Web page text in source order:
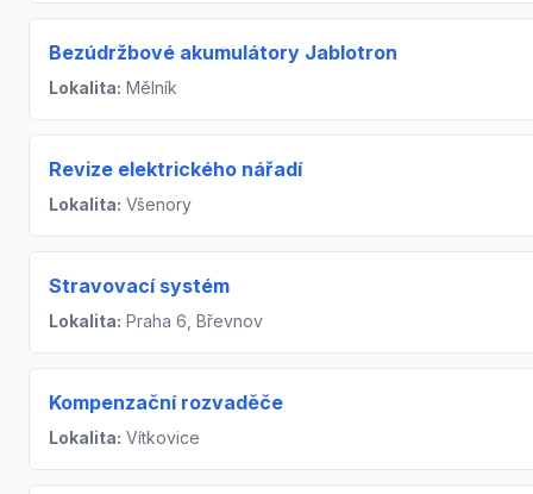
Bezúdržbové akumulátory Jablotron
Lokalita: Mělník
Revize elektrického nářadí
Lokalita: Všenory
Stravovací systém
Lokalita: Praha 6, Břevnov
Kompenzační rozvaděče
Lokalita: Vítkovice